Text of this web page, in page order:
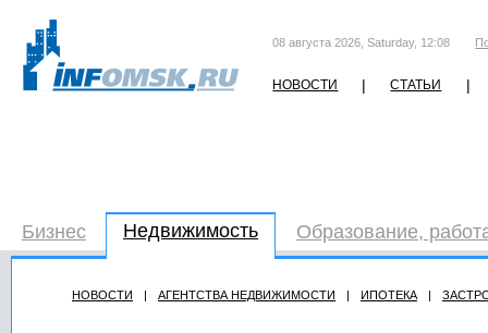
08 августа 2026, Saturday, 12:08
НОВОСТИ | СТАТЬИ |
Бизнес Недвижимость Образование,
НОВОСТИ | АГЕНТСТВА НЕДВИЖИМОСТИ | ИПОТЕКА |